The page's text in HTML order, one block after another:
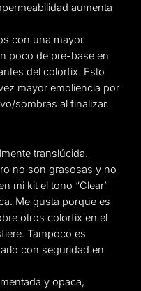
aumenta
con una mayor
poco de pre-base en
del colorfix. Esto
mayor emoliencia por
sombras al finalizar.
translúcida.
no son grasosas y no
mi kit el tono “Clear”
Me gusta porque es
otros colorfix en el
Tampoco es
con seguridad en
y opaca,